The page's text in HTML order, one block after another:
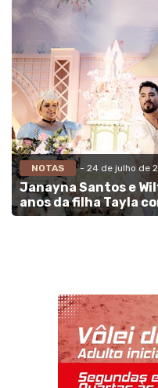
NOTAS - 24 de julho de
Janayna Santos e
anos da filha Tayla